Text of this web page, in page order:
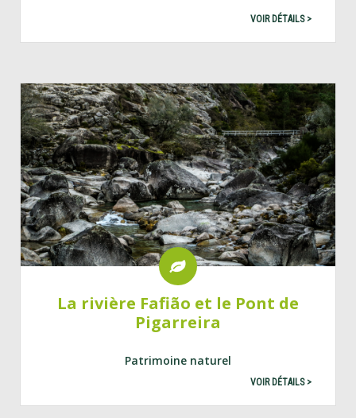
VOIR DÉTAILS >
La rivière Fafião et le Pont de
Pigarreira
Patrimoine naturel
VOIR DÉTAILS >